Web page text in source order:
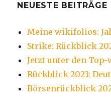
NEUESTE BEITRÄGE
Meine wikifolios:
Strike: Rückblick
Jetzt unter den
Rückblick 2023:
Börsenrückblick